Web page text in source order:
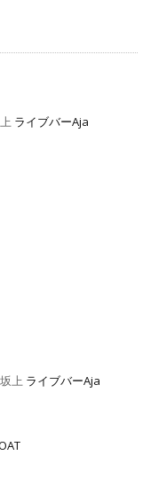
ライブバーAja
上 ライブバーAja